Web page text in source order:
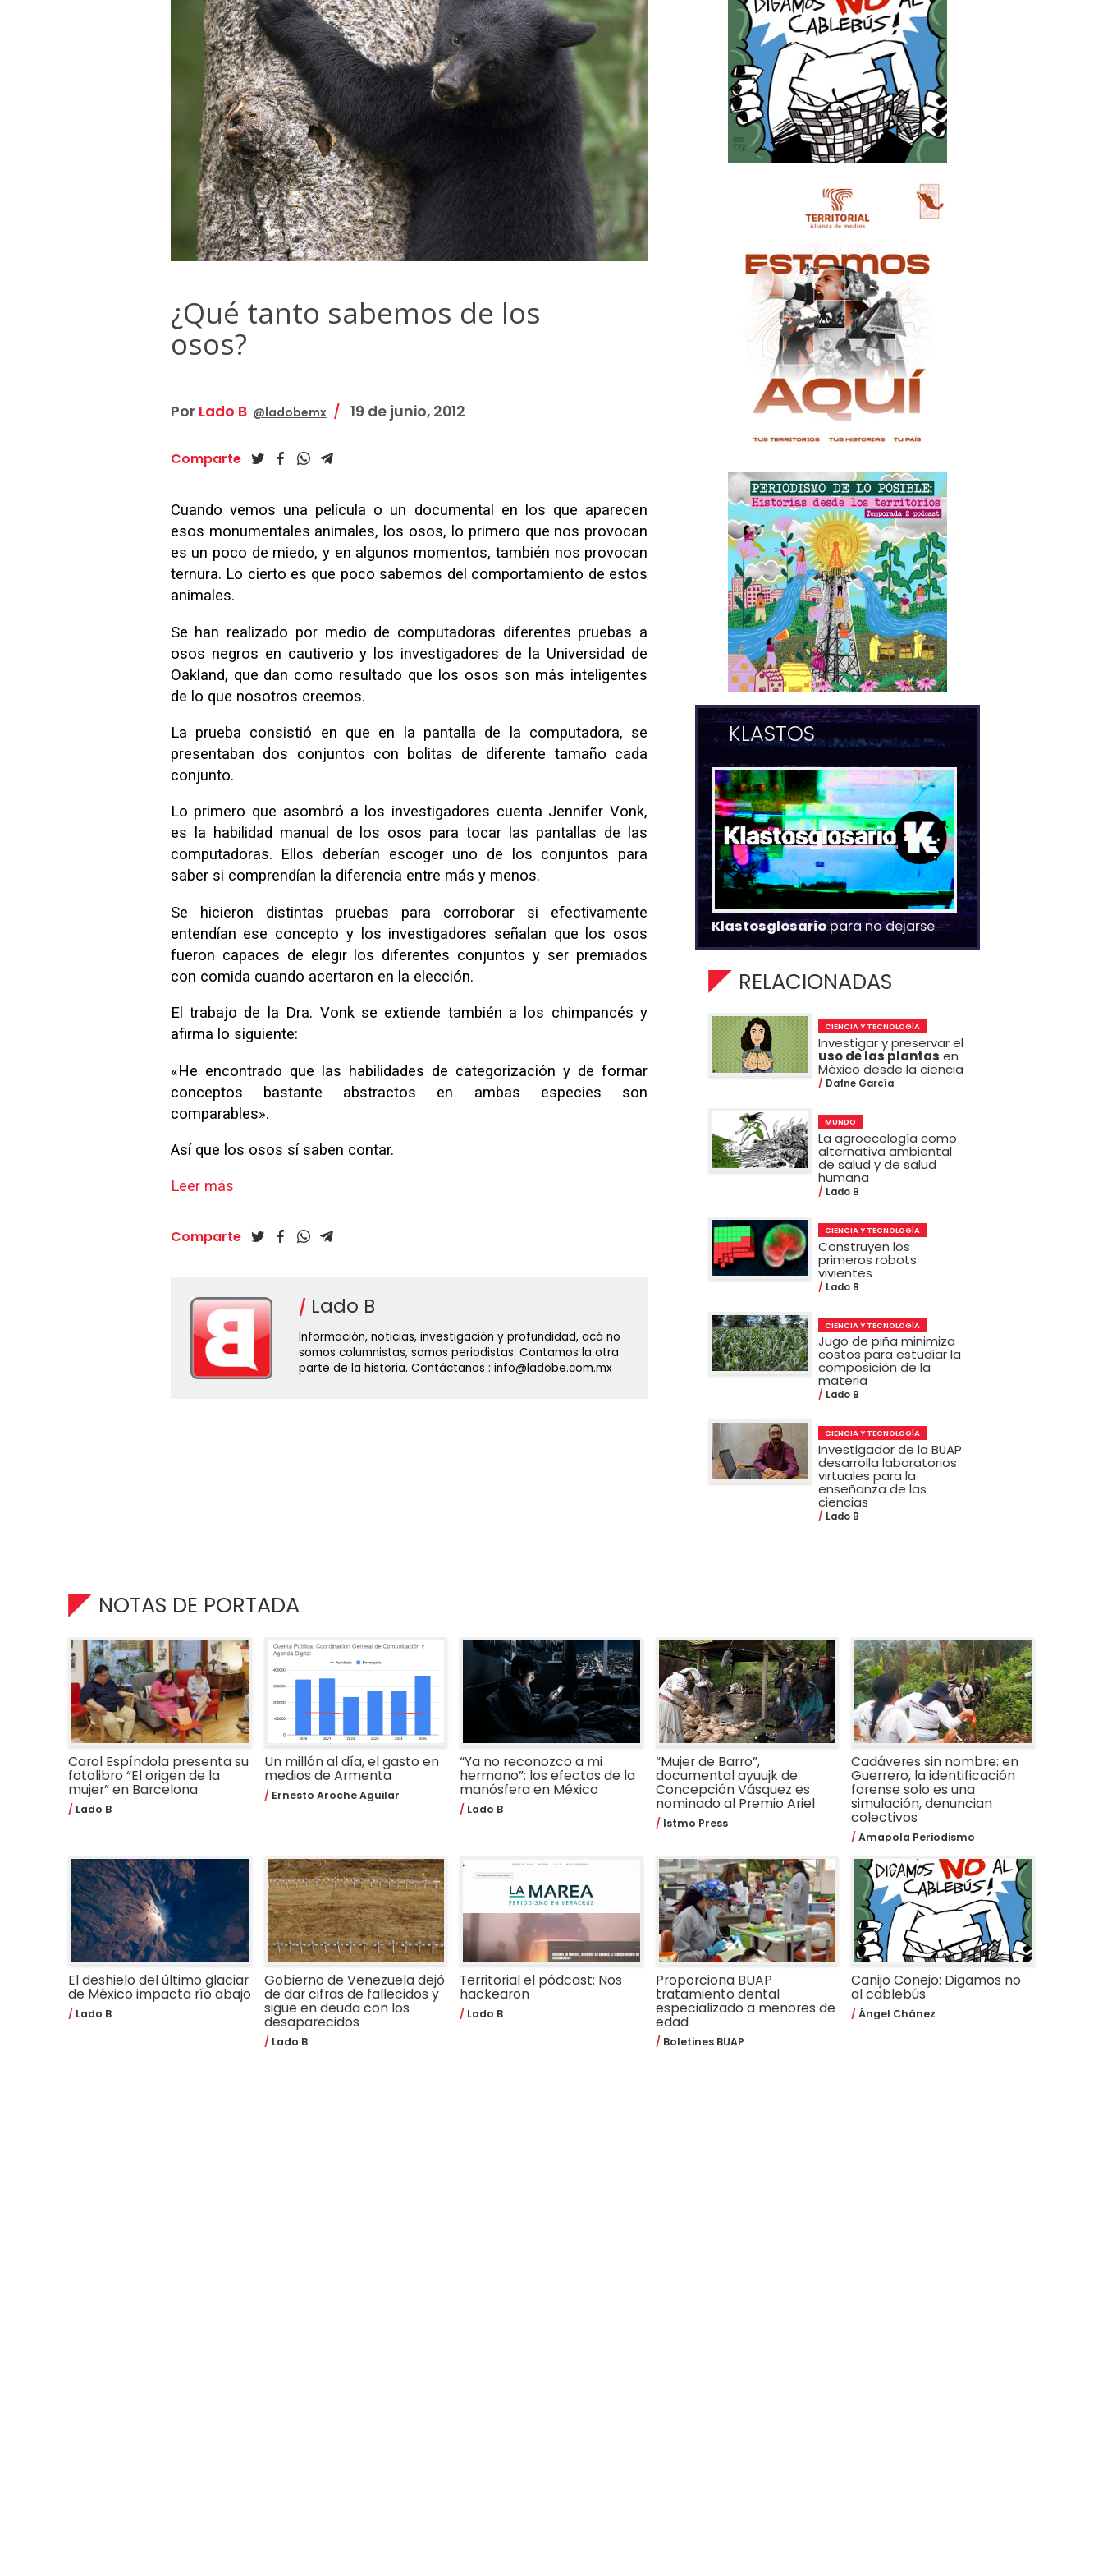
¿Qué tanto sabemos de los
osos?
Por Lado B @ladobemx 19 de junio, 2012
Comparte
Cuando vemos una película o un documental en los que aparecen
esos monumentales animales, los osos, lo primero que nos provocan
es un poco de miedo, y en algunos momentos, también nos provocan
ternura. Lo cierto es que poco sabemos del comportamiento de estos
animales.
Se han realizado por medio de computadoras diferentes pruebas a
osos negros en cautiverio y los investigadores de la Universidad de
Oakland, que dan como resultado que los osos son más inteligentes
de lo que nosotros creemos.
La prueba consistió en que en la pantalla de la computadora, se
presentaban dos conjuntos con bolitas de diferente tamaño cada
conjunto.
Lo primero que asombró a los investigadores cuenta Jennifer Vonk,
es la habilidad manual de los osos para tocar las pantallas de las
computadoras. Ellos deberían escoger uno de los conjuntos para
saber si comprendían la diferencia entre más y menos.
Se hicieron distintas pruebas para corroborar si efectivamente
entendían ese concepto y los investigadores señalan que los osos
fueron capaces de elegir los diferentes conjuntos y ser premiados
con comida cuando acertaron en la elección.
El trabajo de la Dra. Vonk se extiende también a los chimpancés y
afirma lo siguiente:
«He encontrado que las habilidades de categorización y de formar
conceptos bastante abstractos en ambas especies son
comparables».
Así que los osos sí saben contar.
Leer más
Comparte
Lado B
Información, noticias, investigación y profundidad, acá no
somos columnistas, somos periodistas. Contamos la otra
parte de la historia. Contáctanos : info@ladobe.com.mx
KLASTOS
Klastosglosariopara no dejarse
RELACIONADAS
CIENCIA Y TECNOLOGÍA
Investigar y preservar el
uso de las plantas en
México desde la ciencia
Dafne García
MUNDO
La agroecología como
alternativa ambiental
de salud y de salud
humana
Lado B
CIENCIA Y TECNOLOGÍA
Construyen los
primeros robots
vivientes
Lado B
CIENCIA Y TECNOLOGÍA
Jugo de piña minimiza
costos para estudiar la
composición de la
materia
Lado B
CIENCIA Y TECNOLOGÍA
Investigador de la BUAP
desarrolla laboratorios
virtuales para la
enseñanza de las
ciencias
Lado B
NOTAS DE PORTADA
Carol Espíndola presenta su
fotolibro “El origen de la
mujer” en Barcelona
Lado B
Un millón al día, el gasto en
medios de Armenta
Ernesto Aroche Aguilar
“Ya no reconozco a mi
hermano”: los efectos de la
manósfera en México
Lado B
“Mujer de Barro”,
documental ayuujk de
Concepción Vásquez es
nominado al Premio Ariel
Istmo Press
Cadáveres sin nombre: en
Guerrero, la identificación
forense solo es una
simulación, denuncian
colectivos
Amapola Periodismo
El deshielo del último glaciar
de México impacta río abajo
Lado B
Gobierno de Venezuela dejó
de dar cifras de fallecidos y
sigue en deuda con los
desaparecidos
Lado B
Territorial el pódcast: Nos
hackearon
Lado B
Proporciona BUAP
tratamiento dental
especializado a menores de
edad
Boletines BUAP
Canijo Conejo: Digamos no
al cablebús
Ángel Chánez